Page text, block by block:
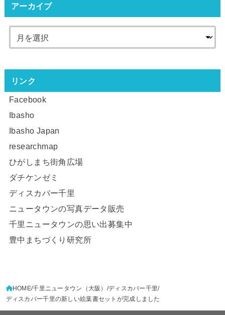
アーカイブ
リンク
Facebook
Ibasho
Ibasho Japan
researchmap
ひがしまち街角広場
ダチケンゼミ
ディスカバー千里
ニュータウンの写真データ販売
千里ニュータウンの思い出募集中
豊中まちづくり研究所
HOME 千里ニュータウン（大阪）
ディスカバー千里
ディスカバー千里の新しい絵葉書セットが完成しました